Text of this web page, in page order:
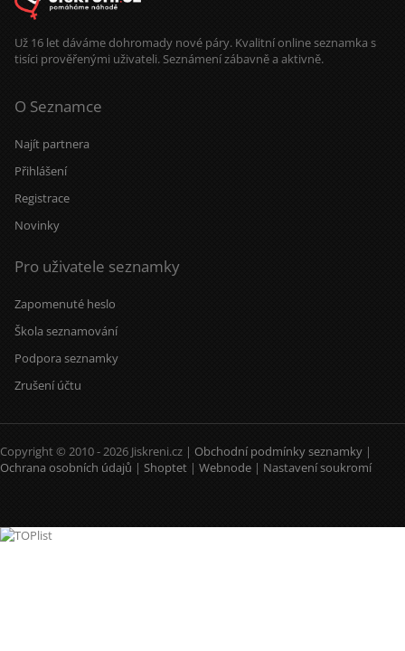
Už 16 let dáváme dohromady nové páry. Kvalitní online seznamka s
tisíci prověřenými uživateli. Seznámení zábavně a aktivně.
O Seznamce
Najít partnera
Přihlášení
Registrace
Novinky
Pro uživatele seznamky
Zapomenuté heslo
Škola seznamování
Podpora seznamky
Zrušení účtu
Copyright © 2010 - 2026 Jiskreni.cz | Obchodní podmínky seznamky |
Ochrana osobních údajů | Shoptet | Webnode | Nastavení soukromí